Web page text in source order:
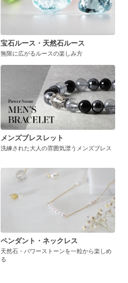
宝石ルース・天然石ルース
無限に広がるルースの楽しみ方
メンズブレスレット
洗練された大人の雰囲気漂うメンズブレス
ペンダント・ネックレス
天然石・パワーストーンを一粒から楽しめ
る